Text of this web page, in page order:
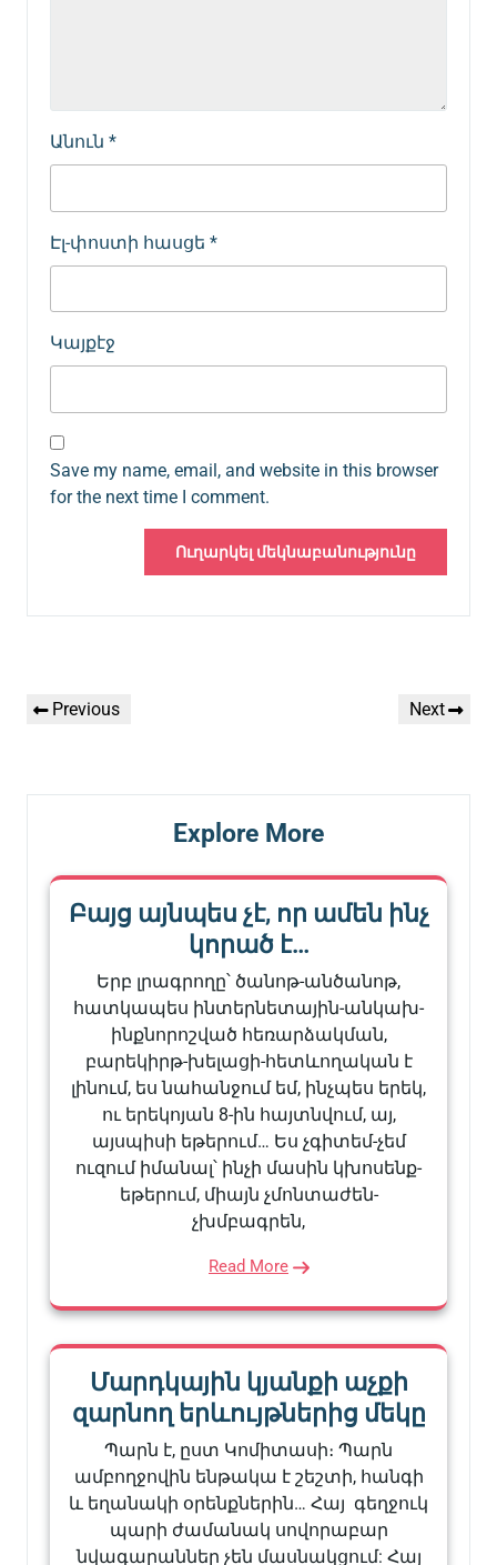
Անուն *
Էլ-փոստի հասցե *
Կայքէջ
Save my name, email, and website in this browser
for the next time I comment.
նավարկումը
Previous
Previous
Next
Next
Explore More
Բայց այնպես չէ, որ ամեն ինչ
կորած է…
Երբ լրագրողը՝ ծանոթ-անծանոթ,
հատկապես ինտերնետային-անկախ-
ինքնորոշված հեռարձակման,
բարեկիրթ-խելացի-հետևողական է
լինում, ես նահանջում եմ, ինչպես երեկ,
ու երեկոյան 8-ին հայտնվում, այ,
այսպիսի եթերում… Ես չգիտեմ-չեմ
ուզում իմանալ՝ ինչի մասին կխոսենք-
եթերում, միայն չմոնտաժեն-
չխմբագրեն,
Read More
Մարդկային կյանքի աչքի
զարնող երևույթներից մեկը
Պարն է, ըստ Կոմիտասի։ Պարն
ամբողջովին ենթակա է շեշտի, հանգի
և եղանակի օրենքներին… Հայ գեղջուկ
պարի ժամանակ սովորաբար
նվագարաններ չեն մասնակցում: Հայ